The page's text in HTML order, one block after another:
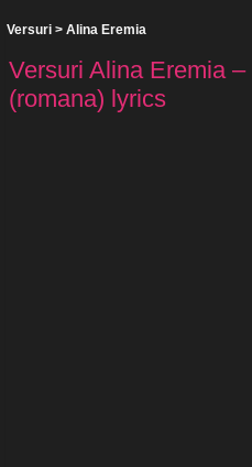
Versuri > Alina Eremia
Versuri Alina Eremia
(romana) lyrics